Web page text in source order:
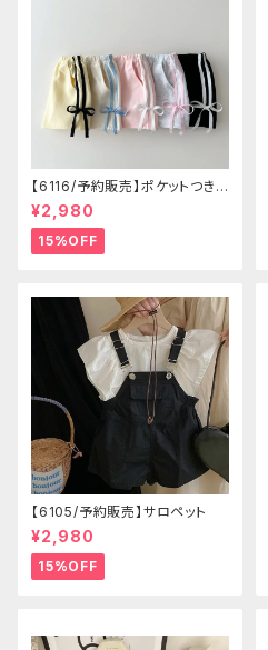
【6116/予約販売】ポケットつきシ
ョートパン
¥2,980
15%OFF
【6105/予約販売】サロペット
¥2,980
15%OFF